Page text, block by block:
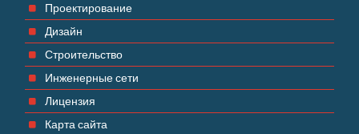
Проектирование
Дизайн
Строительство
Инженерные сети
Лицензия
Карта сайта